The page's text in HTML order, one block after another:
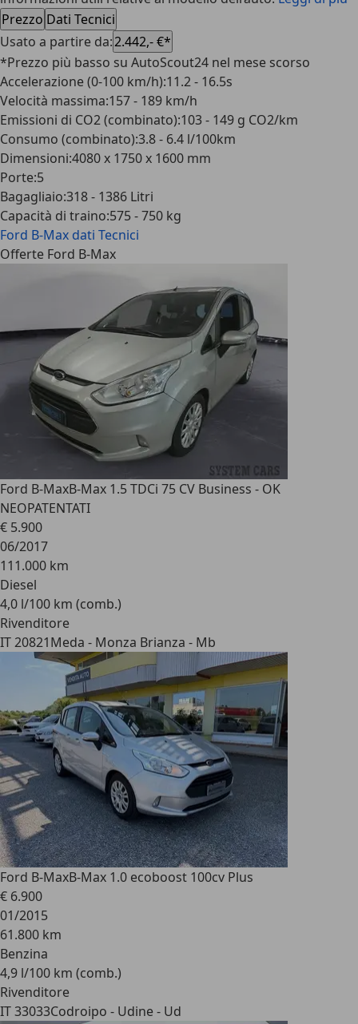
Prezzo Dati Tecnici
Usato a partire da:2.442,- €*
*Prezzo più basso su AutoScout24 nel mese scorso
Accelerazione (0-100 km/h):11.2 - 16.5s
Velocità massima:157 - 189 km/h
Emissioni di CO2 (combinato):103 - 149 g CO2/km
Consumo (combinato):3.8 - 6.4 l/100km
Dimensioni:4080 x 1750 x 1600 mm
Porte:5
Bagagliaio:318 - 1386 Litri
Capacità di traino:575 - 750 kg
Ford B-Max dati Tecnici
Offerte Ford B-Max
Ford B-MaxB-Max 1.5 TDCi 75 CV Business - OK
NEOPATENTATI
€ 5.900
06/2017
111.000 km
Diesel
4,0 l/100 km (comb.)
Rivenditore
IT 20821Meda - Monza Brianza - Mb
Ford B-MaxB-Max 1.0 ecoboost 100cv Plus
€ 6.900
01/2015
61.800 km
Benzina
4,9 l/100 km (comb.)
Rivenditore
IT 33033Codroipo - Udine - Ud